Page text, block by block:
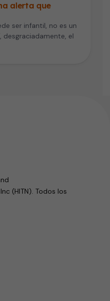
alerta que
ser infantil, no es un
desgraciadamente, el
(HITN). Todos los